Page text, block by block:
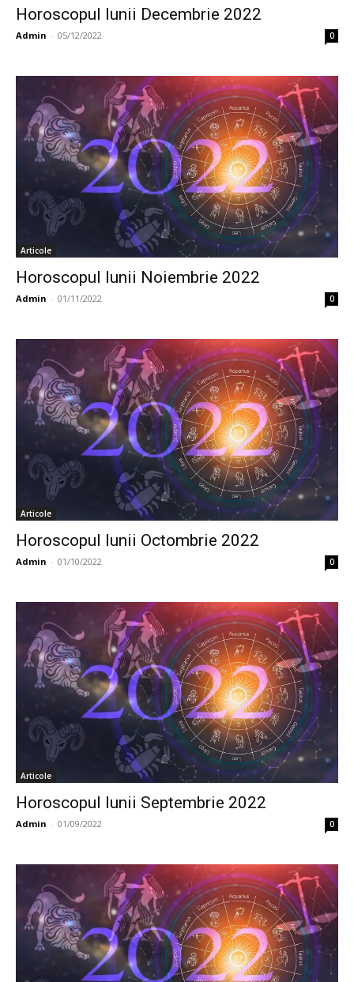
Horoscopul lunii Decembrie 2022
Admin - 05/12/2022 0
Articole
Horoscopul lunii Noiembrie 2022
Admin - 01/11/2022 0
Articole
Horoscopul lunii Octombrie 2022
Admin - 01/10/2022 0
Articole
Horoscopul lunii Septembrie 2022
Admin - 01/09/2022 0